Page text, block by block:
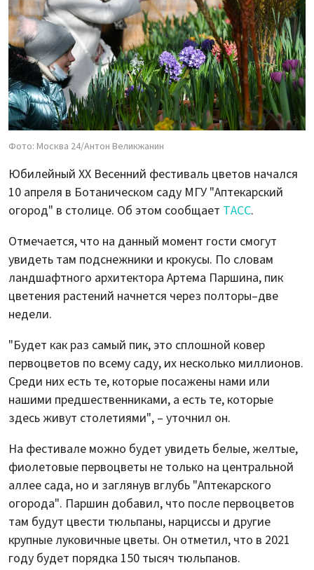
Фото: Москва 24/Антон Великжанин
Юбилейный XX Весенний фестиваль цветов начался
10 апреля в Ботаническом саду МГУ "Аптекарский
огород" в столице. Об этом сообщает ТАСС.
Отмечается, что на данный момент гости смогут
увидеть там подснежники и крокусы. По словам
ландшафтного архитектора Артема Паршина, пик
цветения растений начнется через полторы–две
недели.
"Будет как раз самый пик, это сплошной ковер
первоцветов по всему саду, их несколько миллионов.
Среди них есть те, которые посажены нами или
нашими предшественниками, а есть те, которые
здесь живут столетиями", – уточнил он.
На фестивале можно будет увидеть белые, желтые,
фиолетовые первоцветы не только на центральной
аллее сада, но и заглянув вглубь "Аптекарского
огорода". Паршин добавил, что после первоцветов
там будут цвести тюльпаны, нарциссы и другие
крупные луковичные цветы. Он отметил, что в 2021
году будет порядка 150 тысяч тюльпанов.